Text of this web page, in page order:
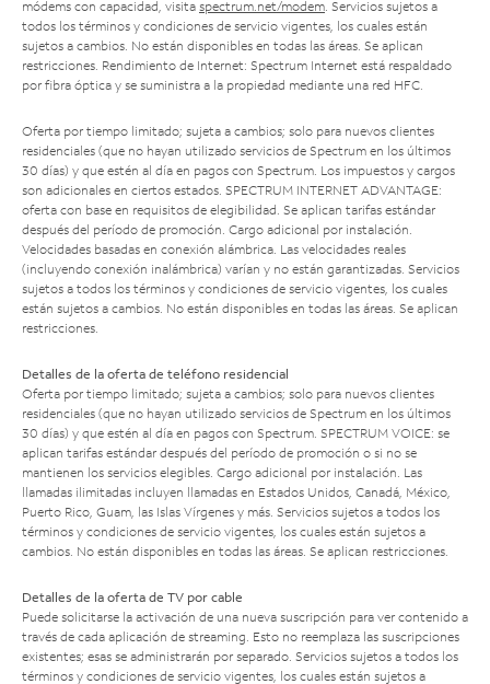
módems con capacidad, visita spectrum.net/modem . Servicios sujetos a
todos los términos y condiciones de servicio vigentes, los cuales están
sujetos a cambios. No están disponibles en todas las áreas. Se aplican
restricciones. Rendimiento de Internet: Spectrum Internet está respaldado
por fibra óptica y se suministra a la propiedad mediante una red HFC.
Oferta por tiempo limitado; sujeta a cambios; solo para nuevos clientes
residenciales (que no hayan utilizado servicios de Spectrum en los últimos
30 días) y que estén al día en pagos con Spectrum. Los impuestos y cargos
son adicionales en ciertos estados. SPECTRUM INTERNET ADVANTAGE:
oferta con base en requisitos de elegibilidad. Se aplican tarifas estándar
después del período de promoción. Cargo adicional por instalación.
Velocidades basadas en conexión alámbrica. Las velocidades reales
(incluyendo conexión inalámbrica) varían y no están garantizadas. Servicios
sujetos a todos los términos y condiciones de servicio vigentes, los cuales
están sujetos a cambios. No están disponibles en todas las áreas. Se aplican
restricciones.
Detalles de la oferta de teléfono residencial
Oferta por tiempo limitado; sujeta a cambios; solo para nuevos clientes
residenciales (que no hayan utilizado servicios de Spectrum en los últimos
30 días) y que estén al día en pagos con Spectrum. SPECTRUM VOICE: se
aplican tarifas estándar después del período de promoción o si no se
mantienen los servicios elegibles. Cargo adicional por instalación. Las
llamadas ilimitadas incluyen llamadas en Estados Unidos, Canadá, México,
Puerto Rico, Guam, las Islas Vírgenes y más. Servicios sujetos a todos los
términos y condiciones de servicio vigentes, los cuales están sujetos a
cambios. No están disponibles en todas las áreas. Se aplican restricciones.
Detalles de la oferta de TV por cable
Puede solicitarse la activación de una nueva suscripción para ver contenido a
través de cada aplicación de streaming. Esto no reemplaza las suscripciones
existentes; esas se administrarán por separado. Servicios sujetos a todos los
términos y condiciones de servicio vigentes, los cuales están sujetos a